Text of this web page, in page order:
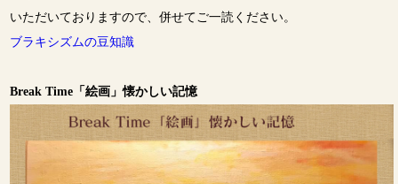
いただいておりますので、併せてご一読ください。
ブラキシズムの豆知識
Break Time「絵画」懐かしい記憶